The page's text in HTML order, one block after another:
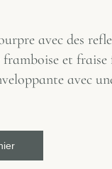
avec des
et fraise
avec